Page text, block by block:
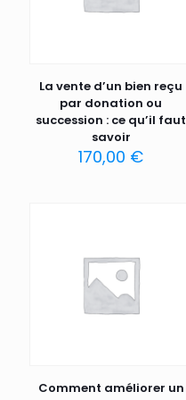
La vente d’un bien reçu
par donation ou
succession : ce qu’il faut
savoir
170,00 €
Comment améliorer un